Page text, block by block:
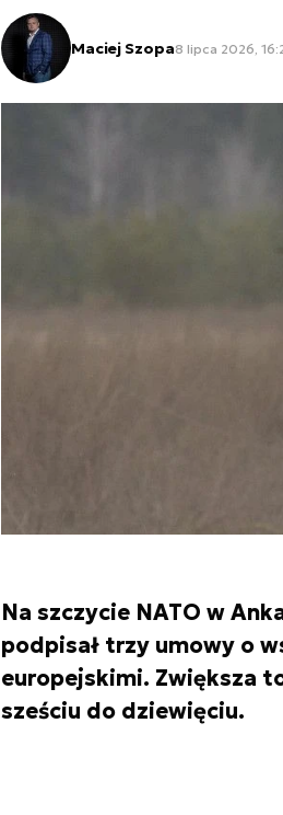
Maciej Szopa8 lipca 2026,
Na szczycie NATO w
podpisał trzy umowy o
europejskimi. Zwiększa
sześciu do dziewięciu.